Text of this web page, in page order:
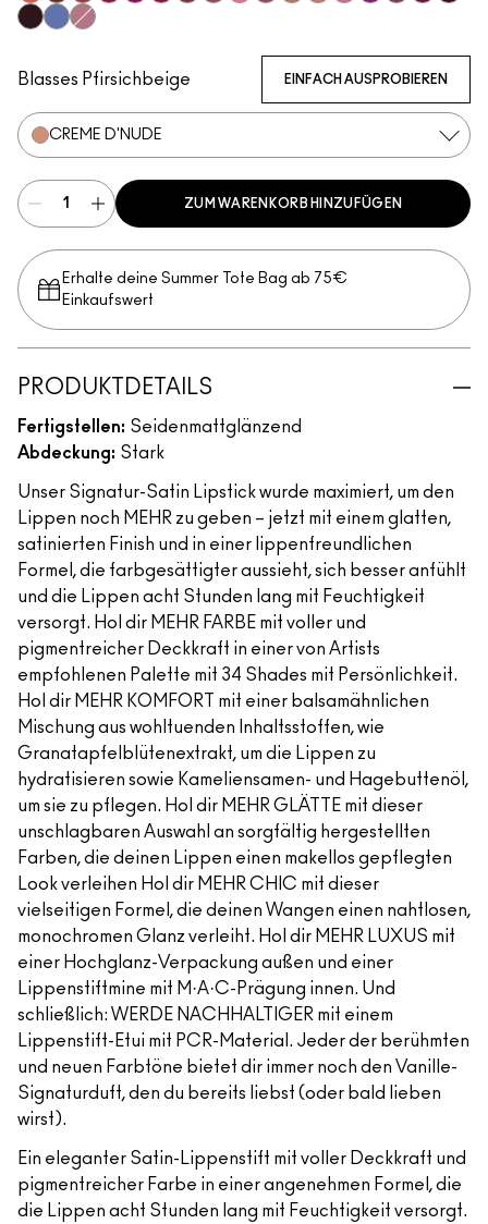
Morange
Espresso Yourself
Sweetheart
Lovers Only
Blasses Pfirsichbeige EINFACH AUSPROBIEREN
CREME D'NUDE
ZUM WARENKORB HINZUFÜGEN
Erhalte deine Summer Tote Bag ab 75€
Einkaufswert​
PRODUKTDETAILS
Fertigstellen: Seidenmattglänzend
Abdeckung: Stark
Unser Signatur-Satin Lipstick wurde maximiert, um den
Lippen noch MEHR zu geben – jetzt mit einem glatten,
satinierten Finish und in einer lippenfreundlichen
Formel, die farbgesättigter aussieht, sich besser anfühlt
und die Lippen acht Stunden lang mit Feuchtigkeit
versorgt. Hol dir MEHR FARBE mit voller und
pigmentreicher Deckkraft in einer von Artists
empfohlenen Palette mit 34 Shades mit Persönlichkeit.
Hol dir MEHR KOMFORT mit einer balsamähnlichen
Mischung aus wohltuenden Inhaltsstoffen, wie
Granatapfelblütenextrakt, um die Lippen zu
hydratisieren sowie Kameliensamen- und Hagebuttenöl,
um sie zu pflegen. Hol dir MEHR GLÄTTE mit dieser
unschlagbaren Auswahl an sorgfältig hergestellten
Farben, die deinen Lippen einen makellos gepflegten
Look verleihen Hol dir MEHR CHIC mit dieser
vielseitigen Formel, die deinen Wangen einen nahtlosen,
monochromen Glanz verleiht. Hol dir MEHR LUXUS mit
einer Hochglanz-Verpackung außen und einer
Lippenstiftmine mit M·A·C-Prägung innen. Und
schließlich: WERDE NACHHALTIGER mit einem
Lippenstift-Etui mit PCR-Material. Jeder der berühmten
und neuen Farbtöne bietet dir immer noch den Vanille-
Signaturduft, den du bereits liebst (oder bald lieben
wirst).
Ein eleganter Satin-Lippenstift mit voller Deckkraft und
pigmentreicher Farbe in einer angenehmen Formel, die
die Lippen acht Stunden lang mit Feuchtigkeit versorgt.